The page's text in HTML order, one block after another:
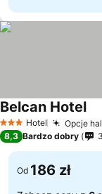
3 Kategoria
Hotel Opcje
Belcan Hotel
8,3 Bardzo dobry
Od 186 zł